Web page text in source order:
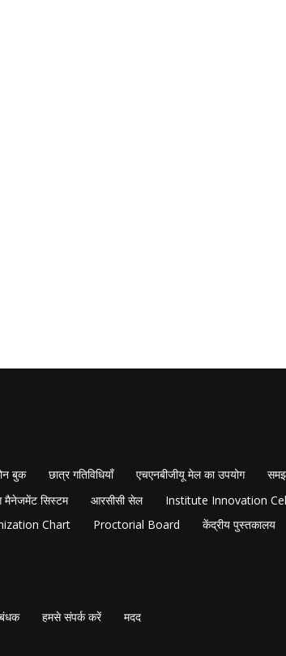
बुक छात्र गतिविधियाँ एचएनबीजीयू मेल का उपयोग
मैनेजमेंट सिस्टम आरसीसी सेल Institute Innovation
Chart Proctorial Board केंद्रीय पुस्तकालय
हमसे संपर्क करें मदद